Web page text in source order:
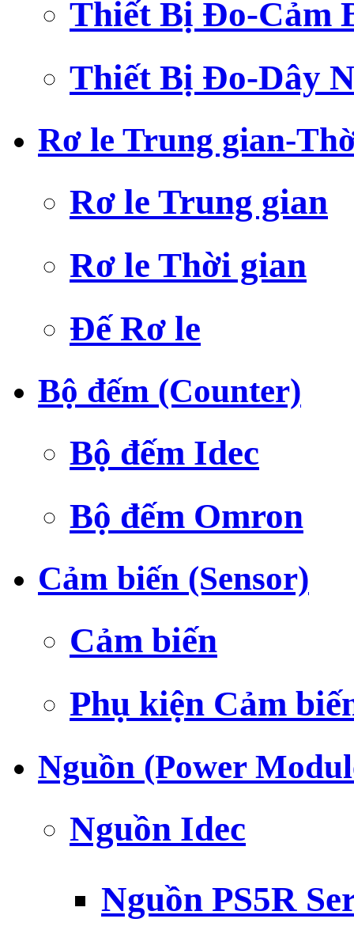
Thiết Bị Đo-Cảm
Thiết Bị Đo-Dây
Rơ le Trung gian-
Rơ le Trung gian
Rơ le Thời gian
Đế Rơ le
Bộ đếm (Counter)
Bộ đếm Idec
Bộ đếm Omron
Cảm biến (Sensor)
Cảm biến
Phụ kiện Cảm
Nguồn (Power
Nguồn Idec
Nguồn PS5R